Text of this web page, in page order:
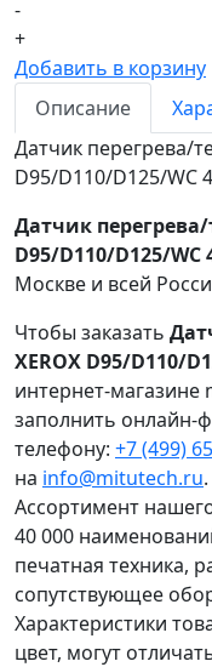
-
+
Добавить в корзину
Описание
Датчик перегрева/
D95/D110/D125/WC
Датчик
D95/D110/D125/WC
Москве и всей
Чтобы заказать
XEROX D95/D110/
интернет-магазине
заполнить онлайн-
телефону: +7 (499)
на info@mitutech.ru.
Ассортимент
40 000
печатная техника,
сопутствующее
Характеристики
цвет, могут